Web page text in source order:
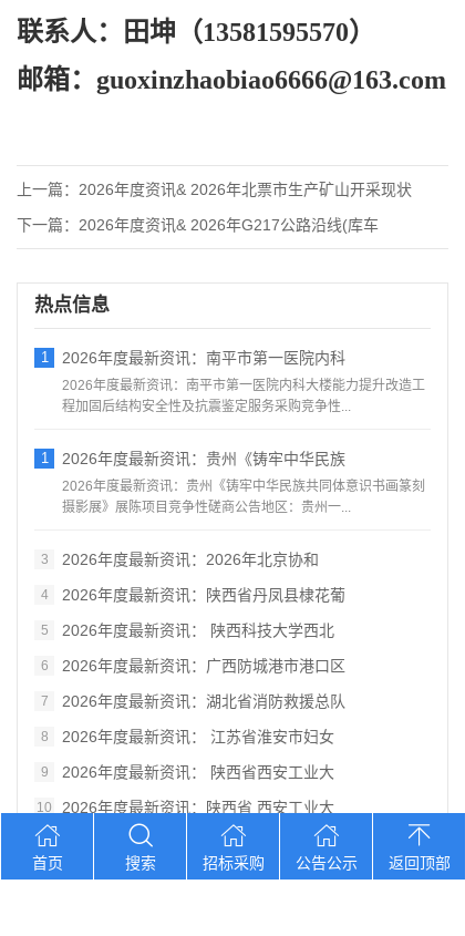
联系人：田坤（13581595570）
邮箱： guoxinzhaobiao6666@163.com
上一篇： 2026年度资讯& 2026年北票市生产矿山开采现状
下一篇： 2026年度资讯& 2026年G217公路沿线(库车
热点信息
1 2026年度最新资讯：南平市第一医院内科
2026年度最新资讯：南平市第一医院内科大楼能力提升改造工
程加固后结构安全性及抗震鉴定服务采购竞争性...
1 2026年度最新资讯：贵州《铸牢中华民族
2026年度最新资讯：贵州《铸牢中华民族共同体意识书画篆刻
摄影展》展陈项目竞争性磋商公告地区：贵州一...
3 2026年度最新资讯：2026年北京协和
4 2026年度最新资讯：陕西省丹凤县棣花葡
5 2026年度最新资讯： 陕西科技大学西北
6 2026年度最新资讯：广西防城港市港口区
7 2026年度最新资讯：湖北省消防救援总队
8 2026年度最新资讯： 江苏省淮安市妇女
9 2026年度最新资讯： 陕西省西安工业大
10 2026年度最新资讯：陕西省 西安工业大
您想找？
首页 搜索 招标采购 公告公示 返回顶部